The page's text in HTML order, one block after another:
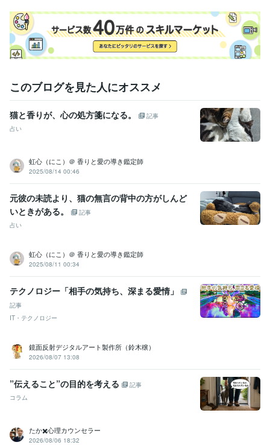
ラチナランク達成！ ココナラコンサル生が介入2ヶ月てプラチナ
に！
ココナラコンサル生が出品2時間でご購入いただく！
セミナー
通算☆38回目 セミナー＆コンサル  述べ160名以上 ameblo
事業家
さんを数ヶ月で100万以上稼がせましたで賞 コンサル生さんがプラチ
ナランクになったで賞 コンサル生さんが月収20万を越えたで賞
資格・検定
看護師 取得年 : 2002年
アンガーキッズマネジメントセラピスト 取得年 : 2017年
ファスティングセラピスト
看護師 取得年 : 2001年
得意分野
悩み相談・カウンセリング
ダイエット、ファスティング
このブログを見た人にオススメ
猫と香りが、心の処方箋になる。
記事
占い
虹心（にこ）＠ 香りと愛の導き鑑定師
2025/08/14 00:46
元彼の未読より、猫の無言の背中の方がしんど
いときがある。
記事
占い
虹心（にこ）＠ 香りと愛の導き鑑定師
2025/08/11 00:34
テクノロジー「相手の気持ち、深まる愛情」
記事
IT・テクノロジー
鏡面反射デジタルアート製作所（鈴木穣）
2026/08/07 13:08
”伝えること”の目的を考える
記事
コラム
たか✖️心理カウンセラー
2026/08/06 18:32